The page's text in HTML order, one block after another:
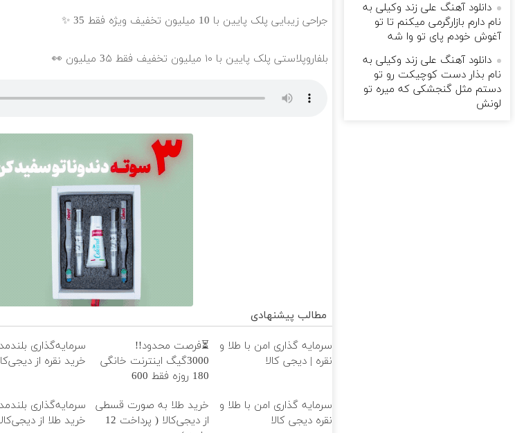
جراحی زیبایی پلک پایین با 10 میلیون تخفیف ویژه فقط 35 ✨
بلفاروپلاستی پلک پایین با ۱۰ میلیون تخفیف فقط 3۵ میلیون 👀
مطالب پیشنهادی
سرمایه گذاری امن با طلا و
نقره | دیجی کالا
⏳فرصت محدود!!
3000گیگ اینترنت خانگی
180 روزه فقط 600
سرمایه‌گذاری
خرید نقره از
سرمایه گذاری امن با طلا و
نقره دیجی کالا
خرید طلا به صورت قسطی
از دیجی‌کالا ( پرداخت 12
سرمایه‌گذاری
خرید طلا از
دانلود آهنگ علی زند وکیلی به
نام دارم بازارگرمی میكنم تا تو
آغوش خودم پای تو وا شه
دانلود آهنگ علی زند وکیلی به
نام بذار دست كوچیكت رو تو
دستم مثل گنجشكی كه میره تو
لونش